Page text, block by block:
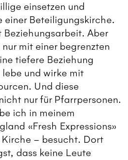
einsetzen und
einer Beteiligungskirche.
Aber
mit einer begrenzten
tiefere Beziehung
und wirke mit
Und diese
nur für Pfarrpersonen.
ich in meinem
«Fresh Expressions»
– besucht. Dort
dass keine Leute